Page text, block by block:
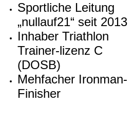
Sportliche Leitung
„nullauf21“ seit 2013
Inhaber Triathlon
Trainer-lizenz C
(DOSB)
Mehfacher Ironman-
Finisher